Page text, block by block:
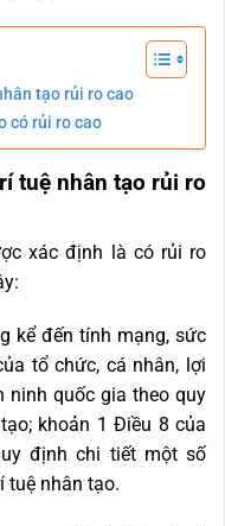
tạo rủi ro cao
có rủi ro cao
tuệ nhân tạo rủi ro
xác định là có rủi ro
kể đến tính mạng, sức
tổ chức, cá nhân, lợi
ninh quốc gia theo quy
khoản 1 Điều 8 của
định chi tiết một số
tuệ nhân tạo.